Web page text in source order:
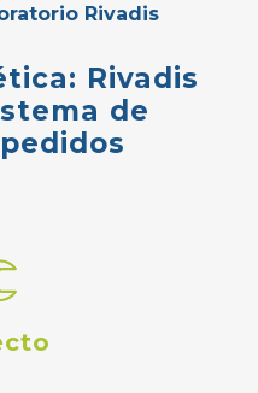
Rivadis
Rivadis
de
pedidos